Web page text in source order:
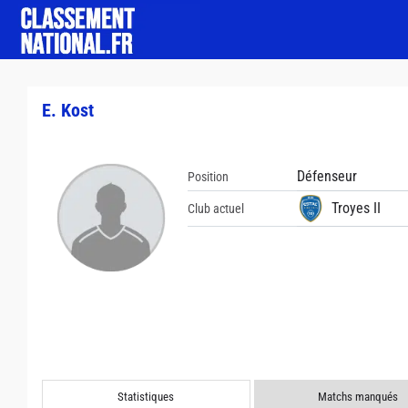
E. Kost
Position Défenseur
Club actuel Troyes II
Statistiques Matchs manqués